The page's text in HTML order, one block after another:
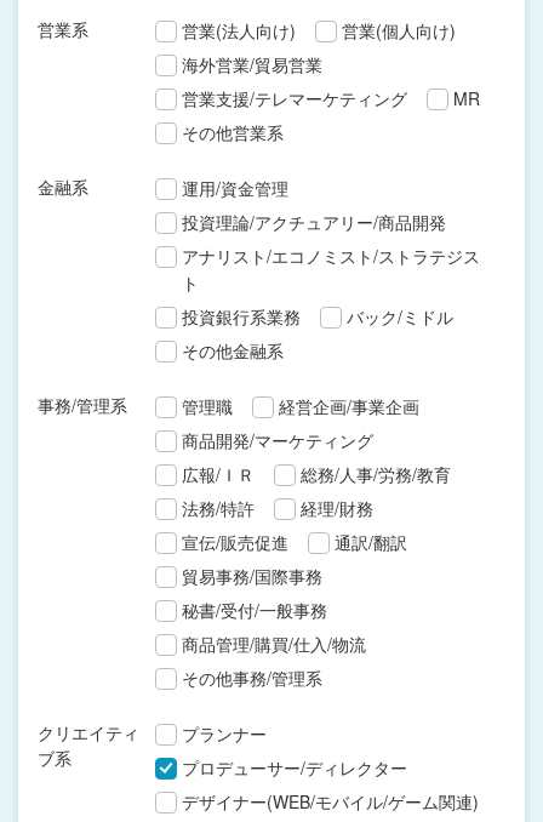
営業系 営業(法人向け)
営業(個人向け)
海外営業/貿易営業
営業支援/テレマーケティング
MR
その他営業系
金融系
運用/資金管理
投資理論/アクチュアリー/商品開発
アナリスト/エコノミスト/ストラテジス
ト
投資銀行系業務
バック/ミドル
その他金融系
事務/管理系 管理職
経営企画/事業企画
商品開発/マーケティング
広報/ＩＲ
総務/人事/労務/教育
法務/特許
経理/財務
宣伝/販売促進
通訳/翻訳
貿易事務/国際事務
秘書/受付/一般事務
商品管理/購買/仕入/物流
その他事務/管理系
クリエイティ
ブ系
プランナー
プロデューサー/ディレクター
デザイナー(WEB/モバイル/ゲーム関連)